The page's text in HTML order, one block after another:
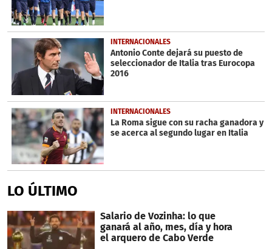
INTERNACIONALES
Antonio Conte dejará su puesto de
seleccionador de Italia tras Eurocopa
2016
INTERNACIONALES
La Roma sigue con su racha ganadora y
se acerca al segundo lugar en Italia
LO ÚLTIMO
Salario de Vozinha: lo que
ganará al año, mes, día y hora
el arquero de Cabo Verde